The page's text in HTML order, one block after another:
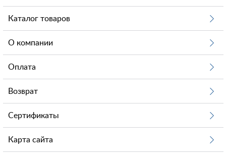
Каталог товаров
О компании
Оплата
Возврат
Сертификаты
Карта сайта